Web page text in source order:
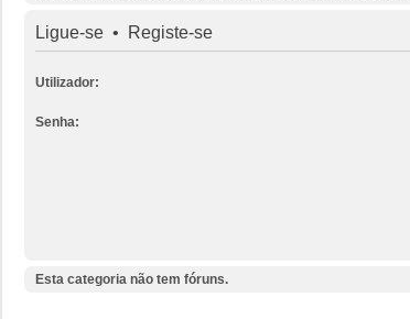
Ligue-se • Registe-se
Utilizador:
Senha:
Esta categoria não tem fóruns.